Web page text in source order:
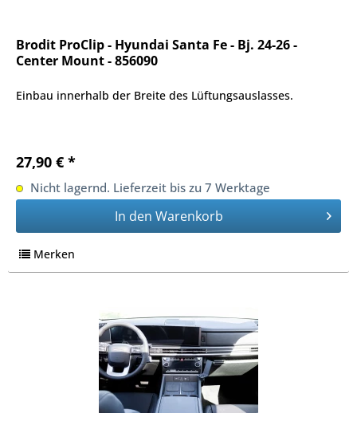
Brodit ProClip - Hyundai Santa Fe - Bj. 24-26 -
Center Mount - 856090
Einbau innerhalb der Breite des Lüftungsauslasses.
27,90 € *
Nicht lagernd. Lieferzeit bis zu 7 Werktage
In den Warenkorb
Merken